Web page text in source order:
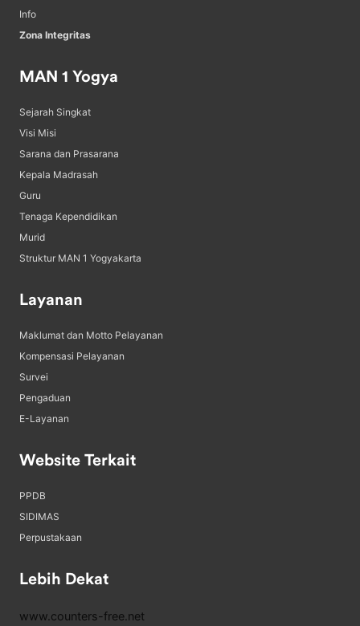
Info
Zona Integritas
MAN 1 Yogya
Sejarah Singkat
Visi Misi
Sarana dan Prasarana
Kepala Madrasah
Guru
Tenaga Kependidikan
Murid
Struktur MAN 1 Yogyakarta
Layanan
Maklumat dan Motto Pelayanan
Kompensasi Pelayanan
Survei
Pengaduan
E-Layanan
Website Terkait
PPDB
SIDIMAS
Perpustakaan
Lebih Dekat
www.counters-free.net